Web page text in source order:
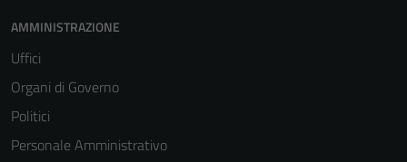
AMMINISTRAZIONE
Uffici
Organi di Governo
Politici
Personale Amministrativo